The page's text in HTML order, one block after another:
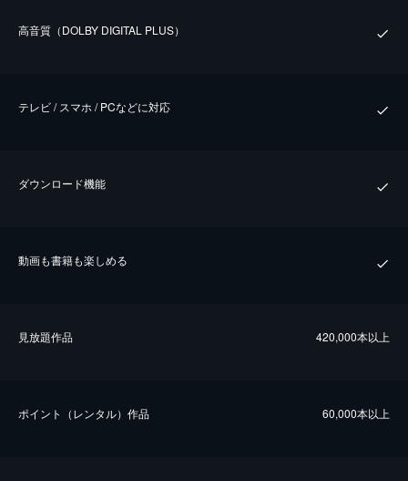
⾼⾳質（DOLBY DIGITAL PLUS）
テレビ / スマホ / PCなどに対応
ダウンロード機能
動画も書籍も楽しめる
⾒放題作品 420,000本以上
ポイント（レンタル）作品 60,000本以上